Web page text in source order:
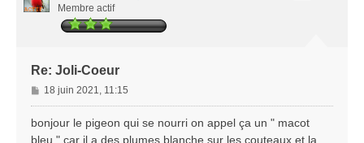
Membre actif
Re: Joli-Coeur
M
e
18 juin 2021, 11:15
bonjour le pigeon qui se nourri on appel ça un " macot
bleu " car il a des plumes blanche sur les couteaux et la